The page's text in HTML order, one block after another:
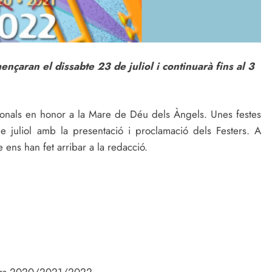
el dissabte 23 de juliol i continuarà fins al 3
en honor a la Mare de Déu dels Àngels. Unes festes
juliol amb la presentació i proclamació dels Festers. A
ens han fet arribar a la redacció.